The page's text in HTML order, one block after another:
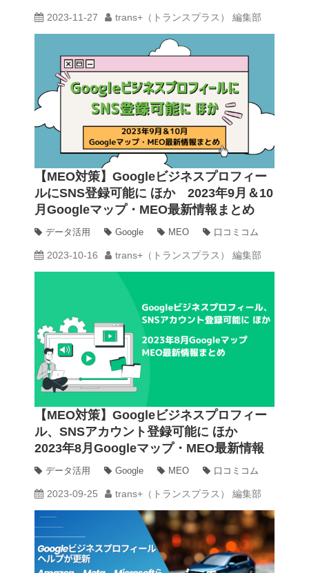
trans-DXプロデューサー
2023-11-27 trans+（トランスプラス） 編集部
【MEO対策】Googleビジネスプロフィー
ルにSNS登録可能に ほか 2023年9月＆10
月Googleマップ・MEO最新情報まとめ
データ活用 Google MEO 口コミコム
2023-10-16 trans+（トランスプラス） 編集部
【MEO対策】Googleビジネスプロフィー
ル、SNSアカウント登録可能に ほか
2023年8月Googleマップ・MEO最新情報
まとめ
データ活用 Google MEO 口コミコム
2023-09-25 trans+（トランスプラス） 編集部